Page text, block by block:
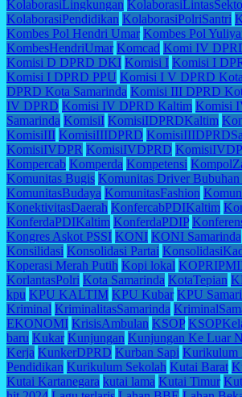
KolaborasiLingkungan
KolaborasiPendidikan KolaborasiPolriSantri
Kombes Pol Hendri Umar Kombes Pol
KombesHendriUmar Komcad Komi IV
Komisi D DPRD DKI Komisi I Komisi I
Komisi I DPRD PPU Komisi I V DPRD
DPRD Kota Samarinda Komisi III DPRD
IV DPRD Komisi IV DPRD Kaltim Komisi
Samarinda KomisiI KomisiIDPRDKaltim
KomisiIII KomisiIIIDPRD
KomisiIVDPR KomisiIVDPRD
Kompercab Komperda Kompetensi
Komunitas Bugis Komunitas Driver Bubuhan
KomunitasBudaya KomunitasFashion
KonektivitasDaerah KonfercabPDIKaltim
KonferdaPDIKaltim KonferdaPDIP
Kongres Askot PSSI KONI KONI Samarinda
Konsilidasi Konsolidasi Partai
Koperasi Merah Putih Kopi lokal
KorlantasPolri Kota Samarinda KotaTepian
kpu KPU KALTIM KPU Kubar KPU
Kriminal KriminalitasSamarinda
EKONOMI KrisisAmbulan KSOP
baru Kukar Kunjungan Kunjungan Ke Luar
Kerja KunkerDPRD Kurban Sapi Kurikulum
Pendidikan Kurikulum Sekolah Kutai Barat
Kutai Kartanegara kutai lama Kutai Timur